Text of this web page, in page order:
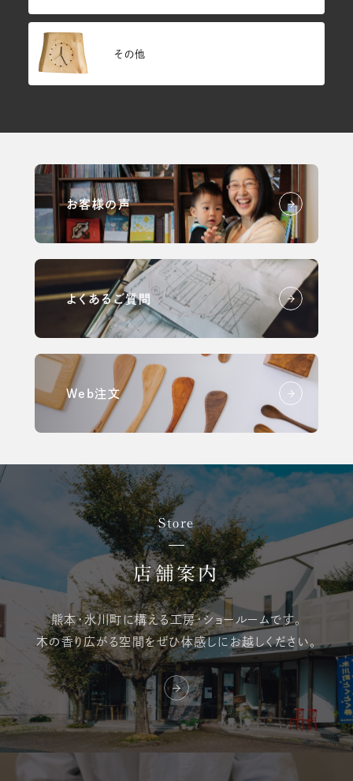
その他
お客様の声
よくあるご質問
Web注文
Store
店舗案内
熊本・氷川町に構える工房・ショールームです。
木の香り広がる空間をぜひ体感しにお越しください。